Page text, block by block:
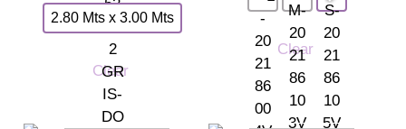
2.80 Mts x 3.00 Mts
Clear
Clear